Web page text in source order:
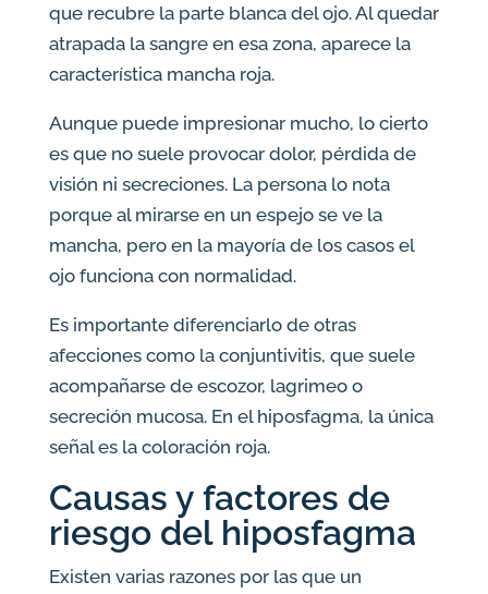
que recubre la parte blanca del ojo. Al quedar
atrapada la sangre en esa zona, aparece la
característica mancha roja.
Aunque puede impresionar mucho, lo cierto
es que no suele provocar dolor, pérdida de
visión ni secreciones. La persona lo nota
porque al mirarse en un espejo se ve la
mancha, pero en la mayoría de los casos el
ojo funciona con normalidad.
Es importante diferenciarlo de otras
afecciones como la conjuntivitis, que suele
acompañarse de escozor, lagrimeo o
secreción mucosa. En el hiposfagma, la única
señal es la coloración roja.
Causas y factores de
riesgo del hiposfagma
Existen varias razones por las que un